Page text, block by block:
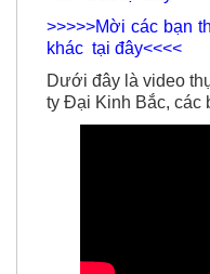
>>>>>Mời các bạn
khác tại đây<<<<
Dưới đây là video
ty Đại Kinh Bắc, các